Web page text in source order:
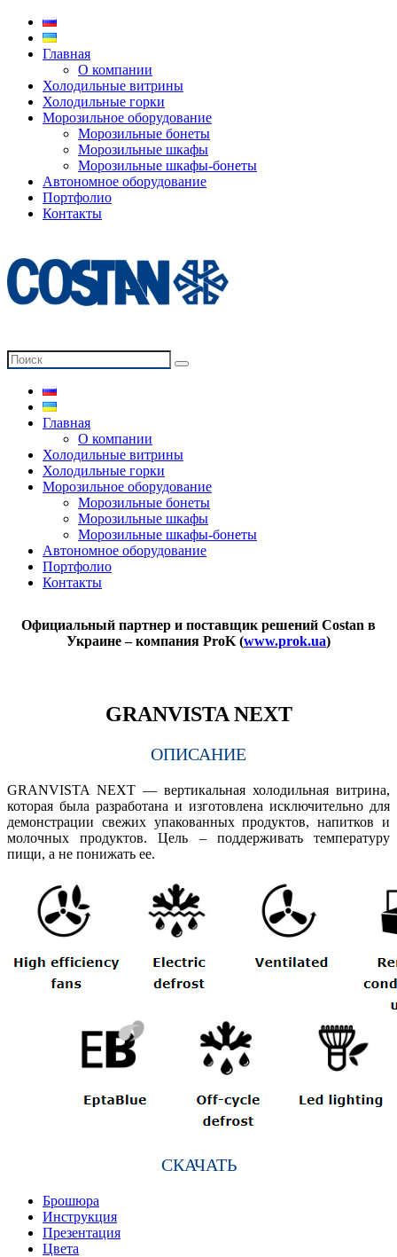
Главная
О компании
Холодильные витрины
Холодильные горки
Морозильное оборудование
Морозильные бонеты
Морозильные шкафы
Морозильные шкафы-бонеты
Автономное оборудование
Портфолио
Контакты
Главная
О компании
Холодильные витрины
Холодильные горки
Морозильное оборудование
Морозильные бонеты
Морозильные шкафы
Морозильные шкафы-бонеты
Автономное оборудование
Портфолио
Контакты
Официальный партнер и поставщик решений Costan в
Украине – компания ProK (www.prok.ua)
GRANVISTA NEXT
ОПИСАНИЕ
GRANVISTA NEXT — вертикальная холодильная витрина,
которая была разработана и изготовлена ​​исключительно для
демонстрации свежих упакованных продуктов, напитков и
молочных продуктов. Цель – поддерживать температуру
пищи, а не понижать ее.
СКАЧАТЬ
Брошюра
Инструкция
Презентация
Цвета